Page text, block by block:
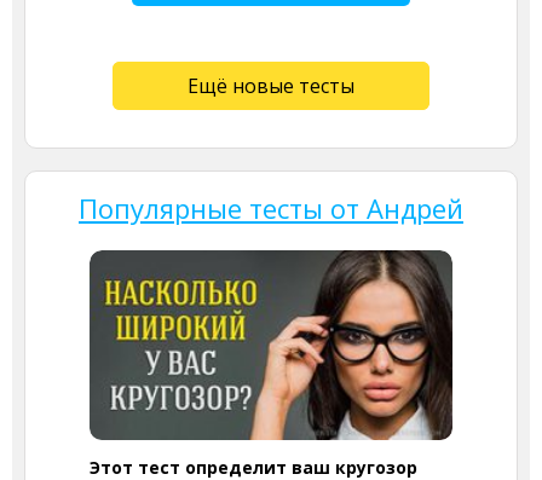
Ещё новые тесты
Популярные тесты от Андрей
Этот тест определит ваш кругозор